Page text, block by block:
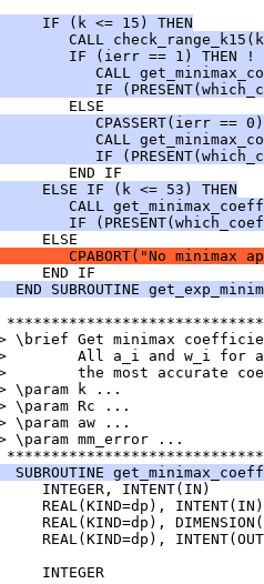
IF (k <= 15) THEN
CALL
IF (ierr == 1) THEN
CALL
IF
ELSE
CPASSERT(ierr == 0)
CALL
IF
END IF
ELSE IF (k <= 53) THEN
CALL
IF
ELSE
CPABORT("No minimax
END IF
END SUBROUTINE
\brief Get minimax
All a_i and w_i for
the most accurate
\param k ...
\param Rc ...
\param aw ...
\param mm_error ...
SUBROUTINE
INTEGER, INTENT(IN)
REAL(KIND=dp),
REAL(KIND=dp),
REAL(KIND=dp),
INTEGER